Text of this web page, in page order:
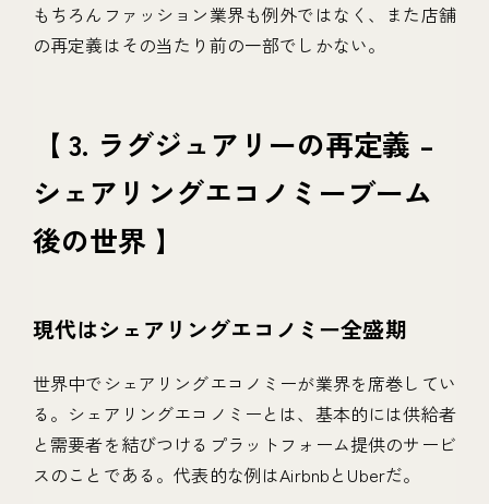
もちろんファッション業界も例外ではなく、また店舗
の再定義はその当たり前の一部でしかない。
【 3. ラグジュアリーの再定義 –
シェアリングエコノミーブーム
後の世界 】
現代はシェアリングエコノミー全盛期
世界中でシェアリングエコノミーが業界を席巻してい
る。シェアリングエコノミーとは、基本的には供給者
と需要者を結びつけるプラットフォーム提供のサービ
スのことである。代表的な例はAirbnbとUberだ。